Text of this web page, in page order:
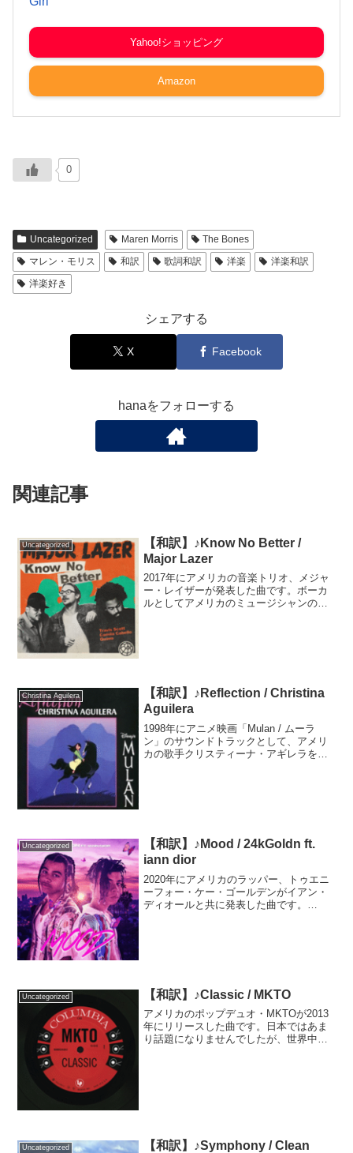
Yahoo!ショッピング
Amazon
0
Uncategorized Maren Morris
The Bones
マレン・モリス
和訳 歌詞和訳 洋楽
洋楽和訳
洋楽好き
シェアする
X Facebook
hanaをフォローする
関連記事
Uncategorized
【和訳】♪Know No Better /
Major Lazer
2017年にアメリカの音楽トリオ、メジャ
ー・レイザーが発表した曲です。ボーカ
ルとしてアメリカのミュージシャンのト
Christina Aguilera
【和訳】♪Reflection / Christina
Aguilera
1998年にアニメ映画「Mulan / ムーラ
ン」のサウンドトラックとして、アメリ
カの歌手クリスティーナ・アギレラをボ
Uncategorized
【和訳】♪Mood / 24kGoldn ft.
iann dior
2020年にアメリカのラッパー、トゥエニ
ーフォー・ケー・ゴールデンがイアン・
ディオールと共に発表した曲です。
Uncategorized 【和訳】♪Classic / MKTO
アメリカのポップデュオ・MKTOが2013
年にリリースした曲です。日本ではあま
り話題になりませんでしたが、世界中で
Uncategorized
【和訳】♪Symphony / Clean